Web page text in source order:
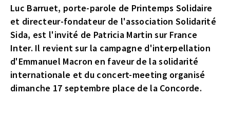
Luc Barruet, porte-parole de Printemps Solidaire
et directeur-fondateur de l'association Solidarité
Sida, est l'invité de Patricia Martin sur France
Inter. Il revient sur la campagne d'interpellation
d'Emmanuel Macron en faveur de la solidarité
internationale et du concert-meeting organisé
dimanche 17 septembre place de la Concorde.